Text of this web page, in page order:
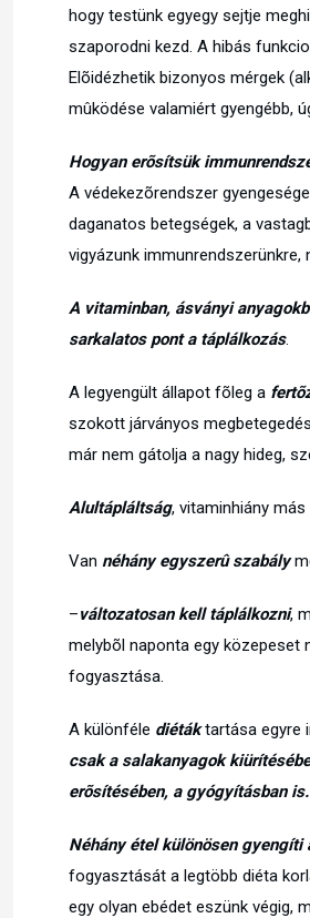
hogy testünk egyegy sejtje
szaporodni kezd. A hibás
Elõidézhetik bizonyos mérgek
mûködése valamiért gyengébb,
Hogyan erõsítsük
A védekezõrendszer
daganatos betegségek, a
vigyázunk
A vitaminban, ásványi
sarkalatos pont a táplálkozás.
A legyengült állapot fõleg a
szokott járványos
már nem gátolja a nagy hideg,
Alultápláltság, vitaminhiány
Van néhány egyszerû szabály
–változatosan kell táplálkozni,
melybõl naponta egy közepeset
fogyasztása.
A különféle diétáktartása egyre
csak a salakanyagok
erõsítésében, a gyógyításban is.
Néhány étel különösen gyengíti
fogyasztását a legtöbb diéta
egy olyan ebédet eszünk végig,